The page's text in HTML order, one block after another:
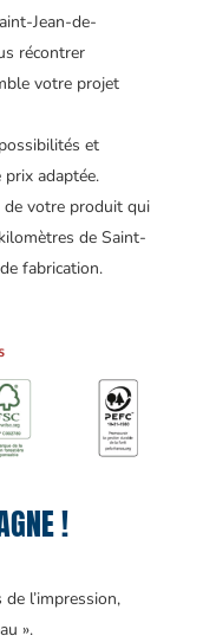
Jean-de-
récontrer
votre projet
et
adaptée.
votre produit qui
de Saint-
fabrication.
!
l’impression,
».